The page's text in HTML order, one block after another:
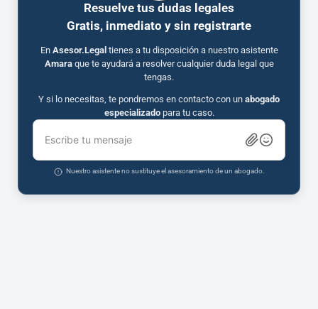
Resuelve tus dudas legales
Gratis, inmediato y sin registrarte
En Asesor.Legal tienes a tu disposición a nuestro asistente
Amaraque te ayudará a resolver cualquier duda legal que
tengas.
Y si lo necesitas, te pondremos en contacto con un abogado
especializadopara tu caso.
Escribe tu mensaje
Nuestro asistente no sustituye el asesoramiento de un abogado.